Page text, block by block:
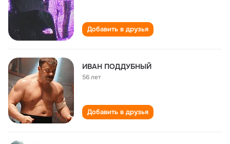
Добавить в друзья
ИВАН ПОДДУБНЫЙ
56 лет
Добавить в друзья